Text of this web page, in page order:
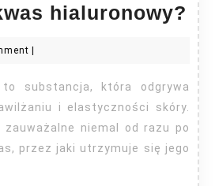
hialuronowy? Ile
i elastyczności skóry.
zauważalne niemal od razu po
przez jaki utrzymuje się jego